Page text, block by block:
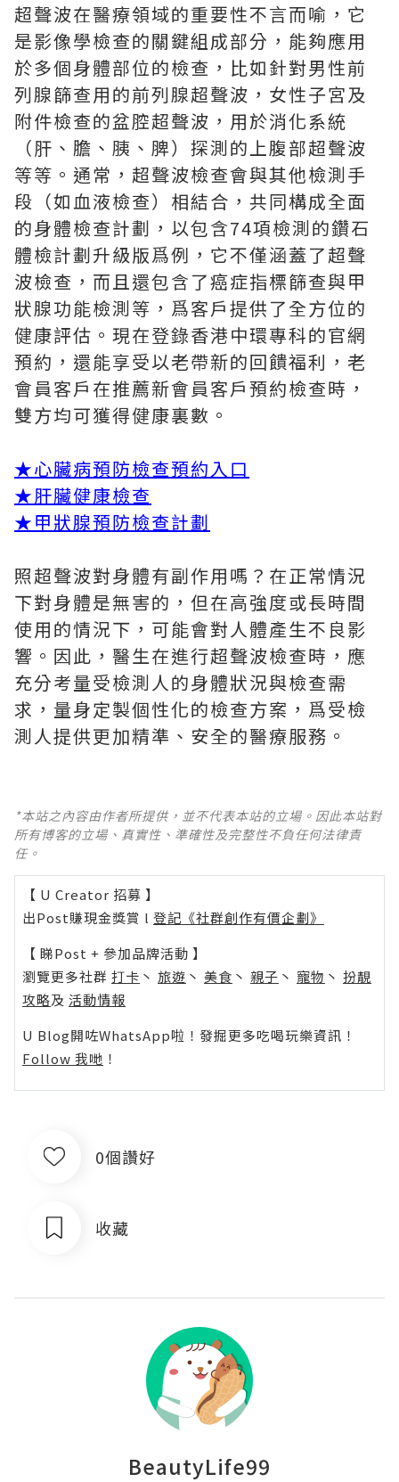
超聲波在醫療領域的重要性不言而喻，它
是影像學檢查的關鍵組成部分，能夠應用
於多個身體部位的檢查，比如針對男性前
列腺篩查用的前列腺超聲波，女性子宮及
附件檢查的盆腔超聲波，用於消化系統
（肝、膽、胰、脾）探測的上腹部超聲波
等等。通常，超聲波檢查會與其他檢測手
段（如血液檢查）相結合，共同構成全面
的身體檢查計劃，以包含74項檢測的鑽石
體檢計劃升級版爲例，它不僅涵蓋了超聲
波檢查，而且還包含了癌症指標篩查與甲
狀腺功能檢測等，爲客戶提供了全方位的
健康評估。現在登錄香港中環專科的官網
預約，還能享受以老帶新的回饋福利，老
會員客戶在推薦新會員客戶預約檢查時，
雙方均可獲得健康裏數。
★心臟病預防檢查預約入口
★肝臟健康檢查
★甲狀腺預防檢查計劃
照超聲波對身體有副作用嗎？在正常情況
下對身體是無害的，但在高強度或長時間
使用的情況下，可能會對人體產生不良影
響。因此，醫生在進行超聲波檢查時，應
充分考量受檢測人的身體狀況與檢查需
求，量身定製個性化的檢查方案，爲受檢
測人提供更加精準、安全的醫療服務。
*本站之內容由作者所提供，並不代表本站的立場。因此本站對
所有博客的立場、真實性、準確性及完整性不負任何法律責
任。
【 U Creator 招募 】
出Post賺現金獎賞 l 登記《社群創作有價企劃》
【 睇Post + 參加品牌活動 】
瀏覽更多社群 打卡 丶 旅遊 丶 美食 丶 親子 丶 寵物 丶 扮靚
攻略及 活動情報
U Blog開咗WhatsApp啦！發掘更多吃喝玩樂資訊！
Follow 我哋 ！
0個讚好
收藏
BeautyLife99